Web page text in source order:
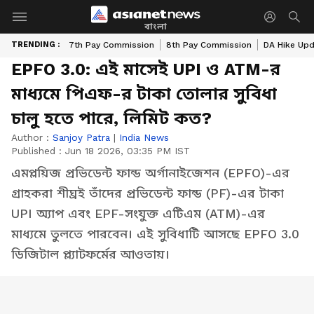
বাংলা
TRENDING : 7th Pay Commission 8th Pay Commission DA Hike
EPFO 3.0: এই মাসেই UPI ও ATM-র
মাধ্যমে পিএফ-র টাকা তোলার সুবিধা
চালু হতে পারে, লিমিট কত?
Author : Sanjoy Patra | India News
Published : Jun 18 2026, 03:35 PM IST
এমপ্লয়িজ প্রভিডেন্ট ফান্ড অর্গানাইজেশন (EPFO)-এর
গ্রাহকরা শীঘ্রই তাঁদের প্রভিডেন্ট ফান্ড (PF)-এর টাকা
UPI অ্যাপ এবং EPF-সংযুক্ত এটিএম (ATM)-এর
মাধ্যমে তুলতে পারবেন। এই সুবিধাটি আসছে EPFO ​​3.0
ডিজিটাল প্ল্যাটফর্মের আওতায়।